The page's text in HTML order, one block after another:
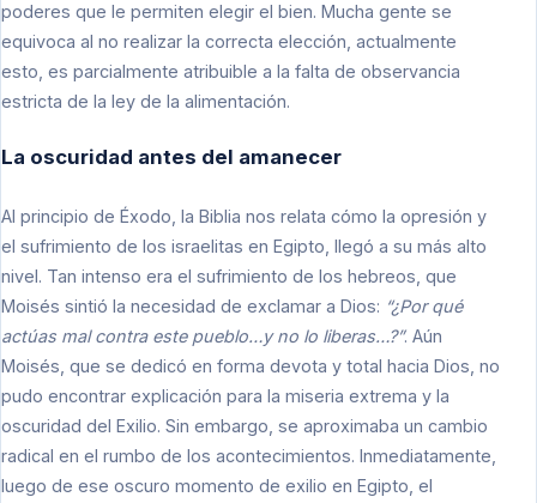
poderes que le permiten elegir el bien. Mucha gente se
equivoca al no realizar la correcta elección, actualmente
esto, es parcialmente atribuible a la falta de observancia
estricta de la ley de la alimentación.
La oscuridad antes del amanecer
Al principio de Éxodo, la Biblia nos relata cómo la opresión y
el sufrimiento de los israelitas en Egipto, llegó a su más alto
nivel. Tan intenso era el sufrimiento de los hebreos, que
Moisés sintió la necesidad de exclamar a Dios: “¿Por qué
actúas mal contra este pueblo…y no lo liberas…?”. Aún
Moisés, que se dedicó en forma devota y total hacia Dios, no
pudo encontrar explicación para la miseria extrema y la
oscuridad del Exilio. Sin embargo, se aproximaba un cambio
radical en el rumbo de los acontecimientos. Inmediatamente,
luego de ese oscuro momento de exilio en Egipto, el